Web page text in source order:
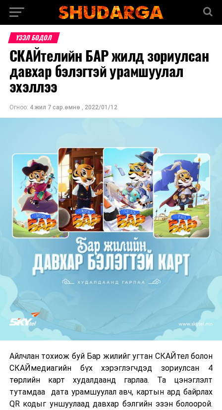
ҮЗЭЛ БОДОЛ
СКАЙтелийн БАР жилд зориулсан
давхар бэлэгтэй урамшуулал
эхэллээ
Огноо: 4 жил 7 сар.өмнө , 2022/01/12
Айлчлан тохиож буй Бар жилийг угтан СКАЙтел болон
СКАЙмедиагийн бүх хэрэглэгчдэд зориулсан 4
төрлийн карт худалдаанд гарлаа. Та цэнэглэлт
тутамдаа дата урамшуулал авч, картын ард байрлах
QR кодыг уншуулаад давхар бэлгийн эзэн болоорой.